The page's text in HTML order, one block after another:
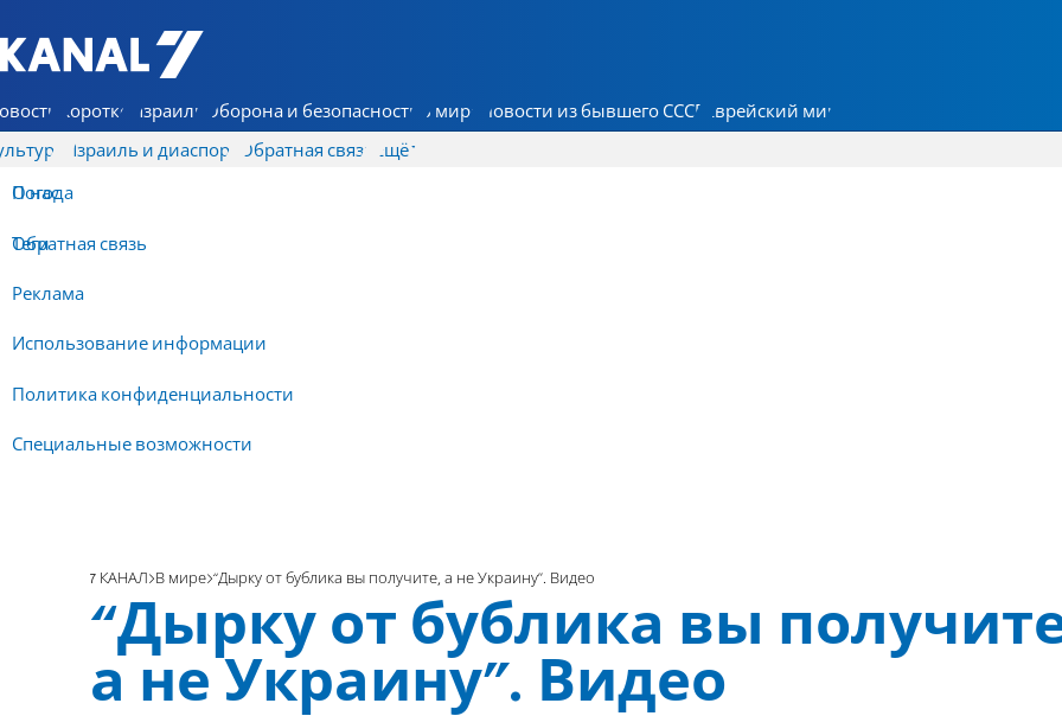
7 КАНАЛ - Аруц Шева
Коротко Израиль Оборона и безопасность В мире Новости из бывшего СССР Еврейский мир
Израиль и диаспора Обратная связь
О нас
Обратная связь
Реклама
Использование информации
Политика конфиденциальности
Специальные возможности
Ещё
Погода
Теги
7 КАНАЛ В мире “Дырку от бублика вы получите, а не Украину”. Видео
“Дырку от бублика вы
а не Украину”. Видео